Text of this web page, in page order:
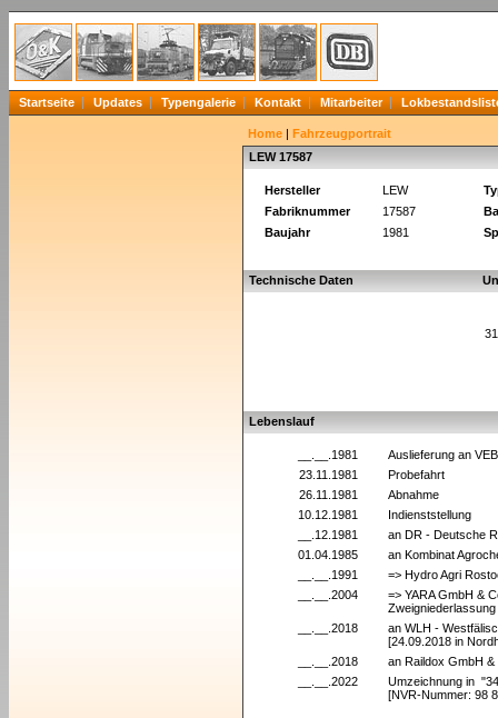
Startseite Updates Typengalerie Kontakt Mitarbeiter
Home | Fahrzeugportrait
LEW 17587
Hersteller LEW
Fabriknummer
17587
Baujahr
1981
Technische Daten
Lebenslauf
__.__.1981
Auslieferung an
23.11.1981
Probefahrt
26.11.1981
Abnahme
10.12.1981
Indienststellung
__.12.1981
an DR - Deutsche
01.04.1985
an Kombinat
__.__.1991
=> Hydro Agri
__.__.2004
=> YARA GmbH &
__.__.2018
an WLH -
[24.09.2018 in
__.__.2018
an Raildox GmbH
__.__.2022
Umzeichnung in
[NVR-Nummer: 98